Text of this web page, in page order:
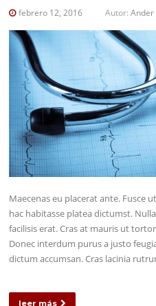
febrero 12, 2016 Autor:Ander
Maecenas eu placerat ante. Fusce
hac habitasse platea dictumst.
facilisis erat. Cras at mauris ut
Donec interdum purus a justo
dictum accumsan. Cras lacinia
leer más